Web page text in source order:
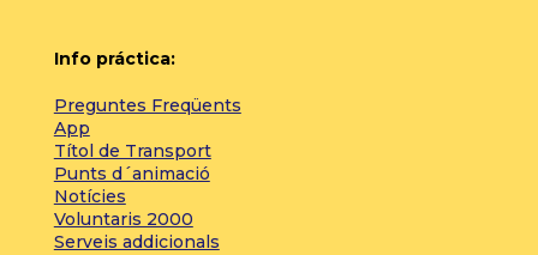
Info práctica:
Preguntes Freqüents
App
Títol de Transport
Punts d´animació
Notícies
Voluntaris 2000
Serveis addicionals